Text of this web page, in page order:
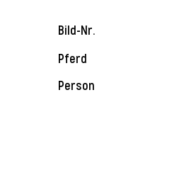
Bild-Nr.
Pferd
Person